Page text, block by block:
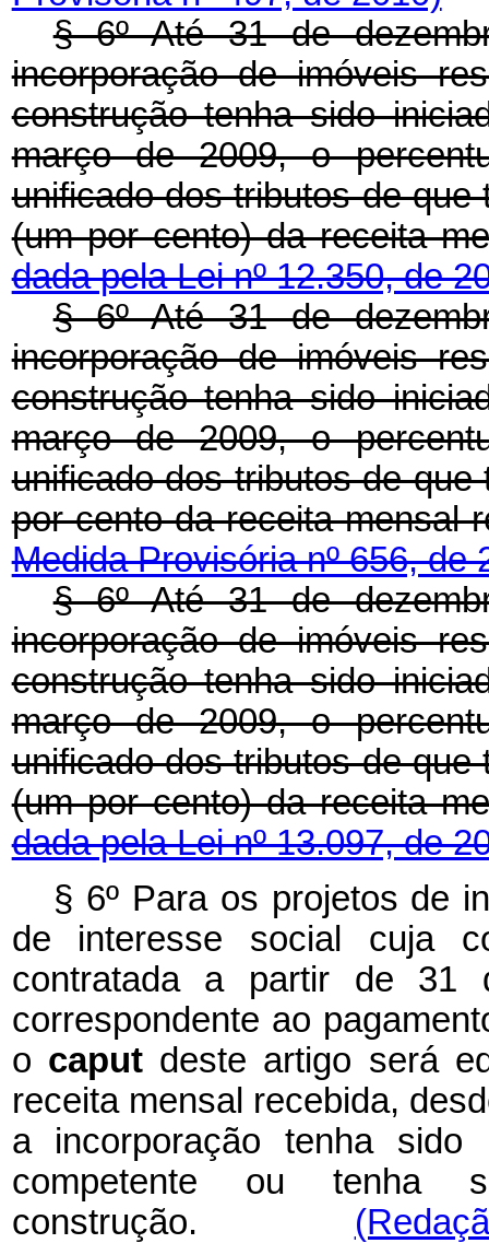
§ 6º Até 31 de
incorporação de imóveis
construção tenha sido
março de 2009, o
unificado dos tributos de
(um por cento) da receita
dada pela Lei nº 12.350, de
§ 6º Até 31 de
incorporação de imóveis
construção tenha sido
março de 2009, o
unificado dos tributos de
por cento da receita
Medida Provisória nº 656, de
§ 6º Até 31 de
incorporação de imóveis
construção tenha sido
março de 2009, o
unificado dos tributos de
(um por cento) da
dada pela Lei nº 13.097, de
§ 6º Para os projetos de
de interesse social cuja
contratada a partir de 31
correspondente ao
o caputdeste artigo será
receita mensal recebida,
a incorporação tenha sido
competente ou tenha
construção.